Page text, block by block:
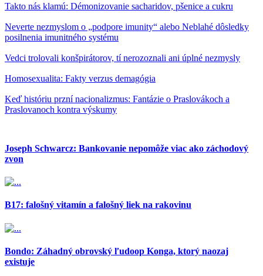
Takto nás klamú: Démonizovanie sacharidov, pšenice a cukru
Neverte nezmyslom o „podpore imunity“ alebo Neblahé dôsledky
posilnenia imunitného systému
Vedci trolovali konšpirátorov, tí nerozoznali ani úplné nezmysly
Homosexualita: Fakty verzus demagógia
Keď históriu przní nacionalizmus: Fantázie o Praslovákoch a
Praslovanoch kontra výskumy
Joseph Schwarcz: Bankovanie nepomôže viac ako záchodový
zvon
B17: falošný vitamín a falošný liek na rakovinu
Bondo: Záhadný obrovský ľudoop Konga, ktorý naozaj
existuje